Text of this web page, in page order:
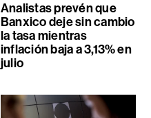
Analistas prevén que
Banxico deje sin cambio
la tasa mientras
inflación baja a 3,13% en
julio